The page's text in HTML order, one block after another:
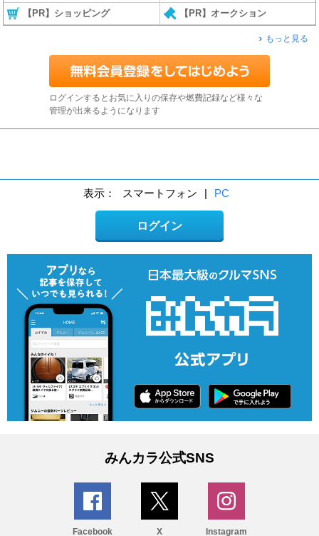
【PR】ショッピング 【PR】オークション
もっと見る
ログインするとお気に入りの保存や燃費記録など様々な
管理が出来るようになります
表示： スマートフォン | PC
ログイン
みんカラ公式SNS
Facebook X Instagram